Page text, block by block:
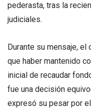
pederasta, tras la
judiciales.
Durante su mensaje,
que haber mantenido
inicial de recaudar
fue una decisión
expresó su pesar por